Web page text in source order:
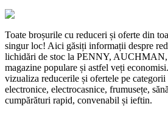
Toate broșurile cu reduceri și oferte din
singur loc! Aici găsiți informații despre
lichidări de stoc la PENNY,
magazine populare și astfel veți
vizualiza reducerile și ofertele pe
electronice, electrocasnice, frumusețe,
cumpărături rapid, convenabil și ieftin.